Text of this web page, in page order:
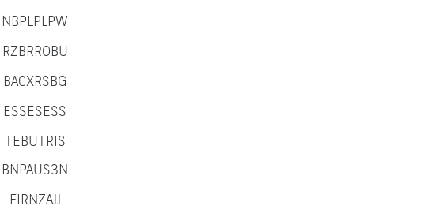
NBPLPLPW
RZBRROBU
BACXRSBG
ESSESESS
TEBUTRIS
BNPAUS3N
FIRNZAJJ